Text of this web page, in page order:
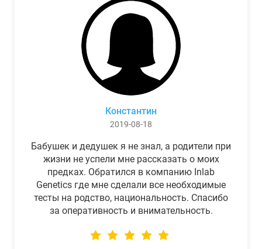
Константин
2019-08-18
Бабушек и дедушек я не знал, а родители при
жизни не успели мне рассказать о моих
предках. Обратился в компанию Inlab
Genetics где мне сделали все необходимые
тесты на родство, национальность. Спасибо
за оперативность и внимательность.